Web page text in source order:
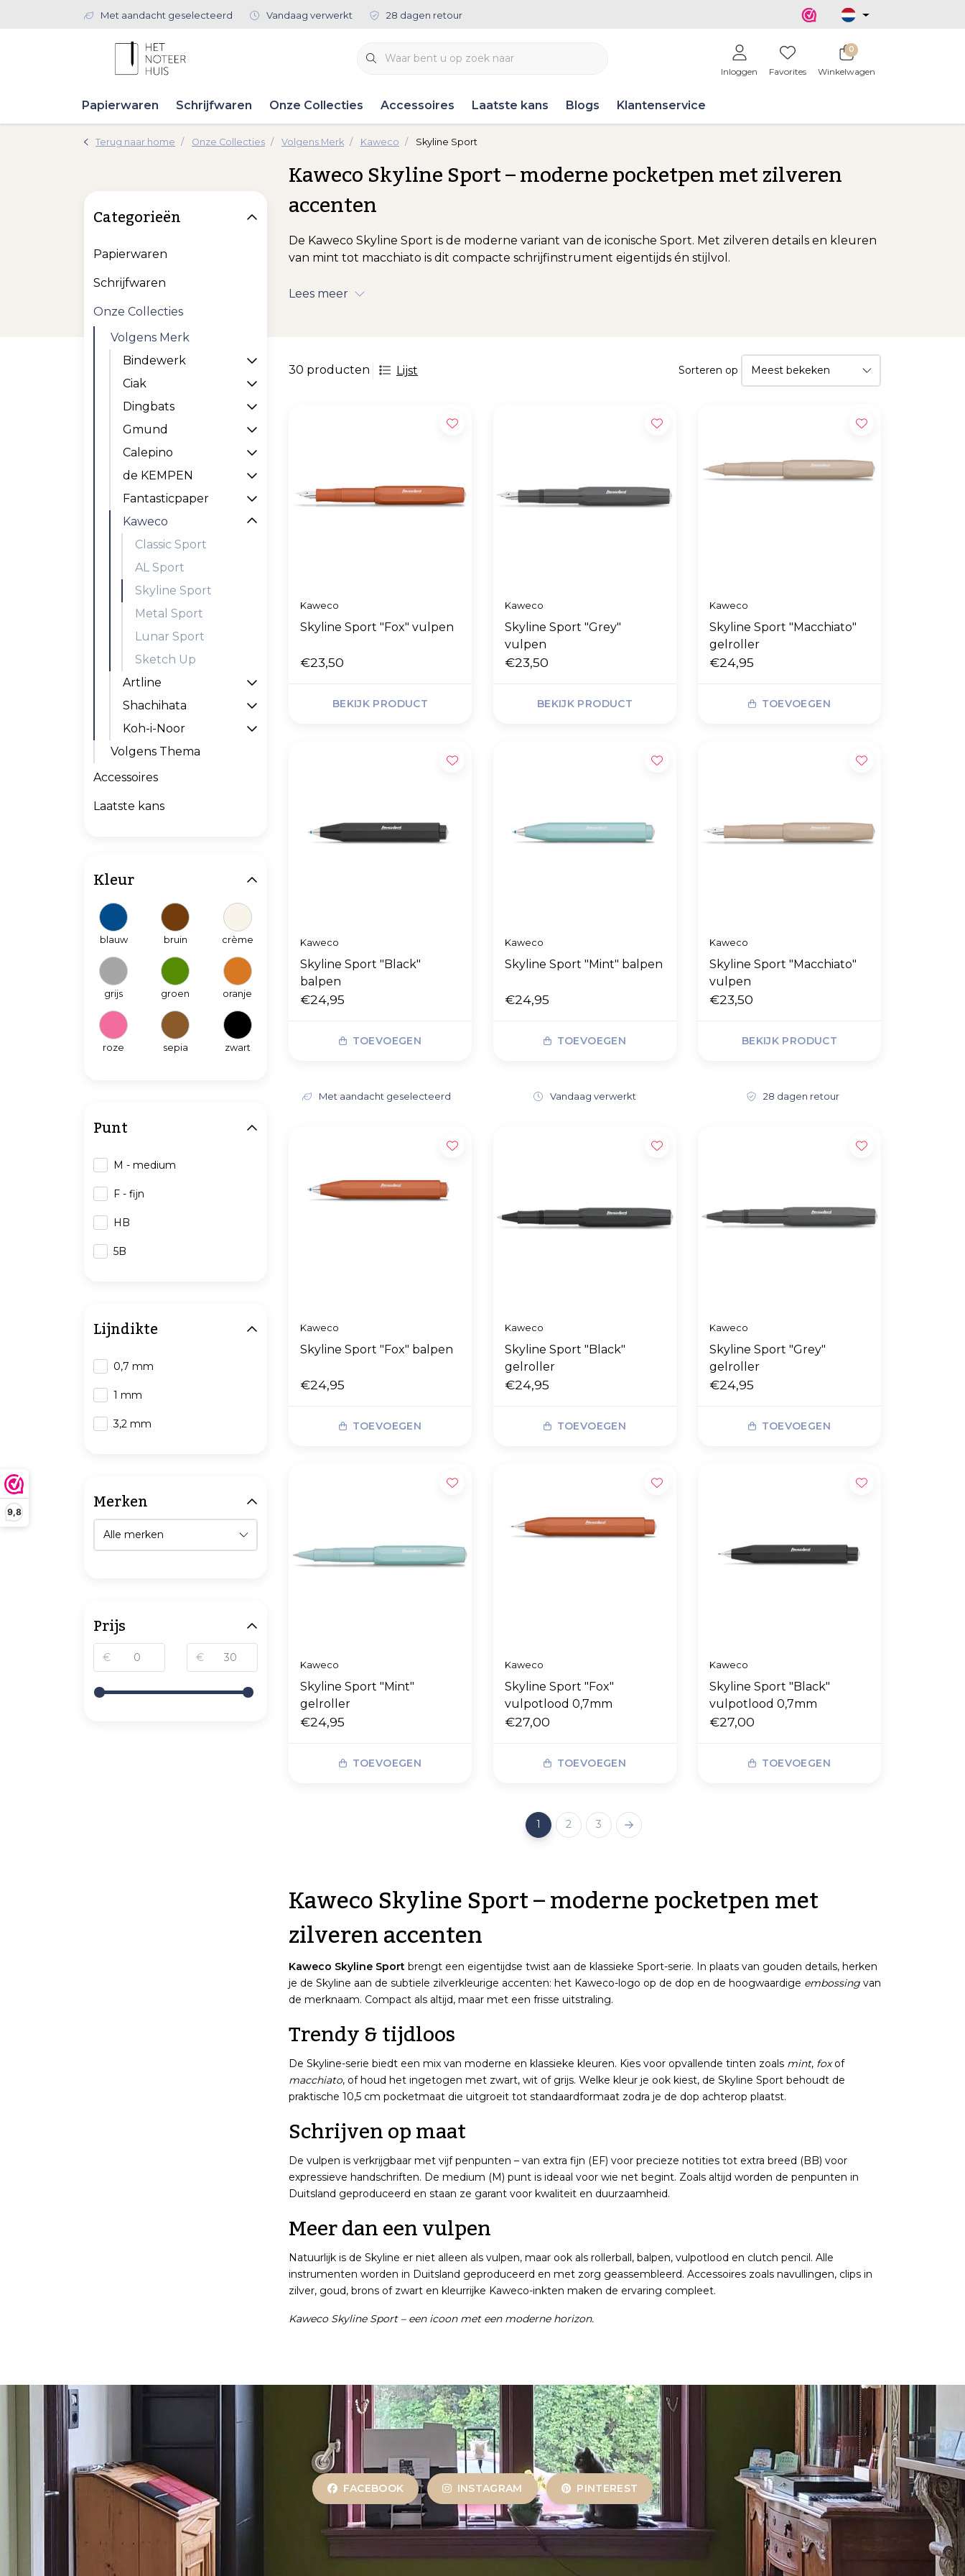
9,8
Met aandacht geselecteerd Vandaag verwerkt 28 dagen retour
Inloggen Favorites
0
Winkelwagen
Papierwaren Schrijfwaren Onze Collecties Accessoires Laatste kans Blogs Klantenservice
Terug naar home Onze Collecties Volgens Merk Kaweco Skyline Sport
Kaweco Skyline Sport – moderne pocketpen met zilveren
accenten
De Kaweco Skyline Sport is de moderne variant van de iconische Sport. Met zilveren details en kleuren
van mint tot macchiato is dit compacte schrijfinstrument eigentijds én stijlvol.
Lees meer
30 producten Lijst Sorteren op
Kaweco
Skyline Sport "Fox" vulpen
€23,50
BEKIJK PRODUCT
Kaweco
Skyline Sport "Grey"
vulpen
€23,50
BEKIJK PRODUCT
Kaweco
Skyline Sport "Macchiato"
gelroller
€24,95
TOEVOEGEN
Kaweco
Skyline Sport "Black"
balpen
€24,95
TOEVOEGEN
Kaweco
Skyline Sport "Mint" balpen
€24,95
TOEVOEGEN
Kaweco
Skyline Sport "Macchiato"
vulpen
€23,50
BEKIJK PRODUCT
Met aandacht geselecteerd Vandaag verwerkt 28 dagen retour
Kaweco
Skyline Sport "Fox" balpen
€24,95
TOEVOEGEN
Kaweco
Skyline Sport "Black"
gelroller
€24,95
TOEVOEGEN
Kaweco
Skyline Sport "Grey"
gelroller
€24,95
TOEVOEGEN
Kaweco
Skyline Sport "Mint"
gelroller
€24,95
TOEVOEGEN
Kaweco
Skyline Sport "Fox"
vulpotlood 0,7mm
€27,00
TOEVOEGEN
Kaweco
Skyline Sport "Black"
vulpotlood 0,7mm
€27,00
TOEVOEGEN
1 2 3
Kaweco Skyline Sport – moderne pocketpen met
zilveren accenten
Kaweco Skyline Sport brengt een eigentijdse twist aan de klassieke Sport-serie. In plaats van gouden details, herken
je de Skyline aan de subtiele zilverkleurige accenten: het Kaweco-logo op de dop en de hoogwaardige embossing van
de merknaam. Compact als altijd, maar met een frisse uitstraling.
Trendy & tijdloos
De Skyline-serie biedt een mix van moderne en klassieke kleuren. Kies voor opvallende tinten zoals mint, foxof
macchiato, of houd het ingetogen met zwart, wit of grijs. Welke kleur je ook kiest, de Skyline Sport behoudt de
praktische 10,5 cm pocketmaat die uitgroeit tot standaardformaat zodra je de dop achterop plaatst.
Schrijven op maat
De vulpen is verkrijgbaar met vijf penpunten – van extra fijn (EF) voor precieze notities tot extra breed (BB) voor
expressieve handschriften. De medium (M) punt is ideaal voor wie net begint. Zoals altijd worden de penpunten in
Duitsland geproduceerd en staan ze garant voor kwaliteit en duurzaamheid.
Meer dan een vulpen
Natuurlijk is de Skyline er niet alleen als vulpen, maar ook als rollerball, balpen, vulpotlood en clutch pencil. Alle
instrumenten worden in Duitsland geproduceerd en met zorg geassembleerd. Accessoires zoals navullingen, clips in
zilver, goud, brons of zwart en kleurrijke Kaweco-inkten maken de ervaring compleet.
Kaweco Skyline Sport – een icoon met een moderne horizon.
Categorieën
Papierwaren
Schrijfwaren
Onze Collecties
Volgens Merk
Bindewerk
Ciak
Dingbats
Gmund
Calepino
de KEMPEN
Fantasticpaper
Kaweco
Classic Sport
AL Sport
Skyline Sport
Metal Sport
Lunar Sport
Sketch Up
Artline
Shachihata
Koh-i-Noor
Volgens Thema
Accessoires
Laatste kans
Kleur
blauw bruin crème
grijs groen oranje
roze sepia zwart
Punt
M - medium
F - fijn
HB
5B
Lijndikte
0,7 mm
1 mm
3,2 mm
Merken
Prijs
€ €
FACEBOOK INSTAGRAM PINTEREST